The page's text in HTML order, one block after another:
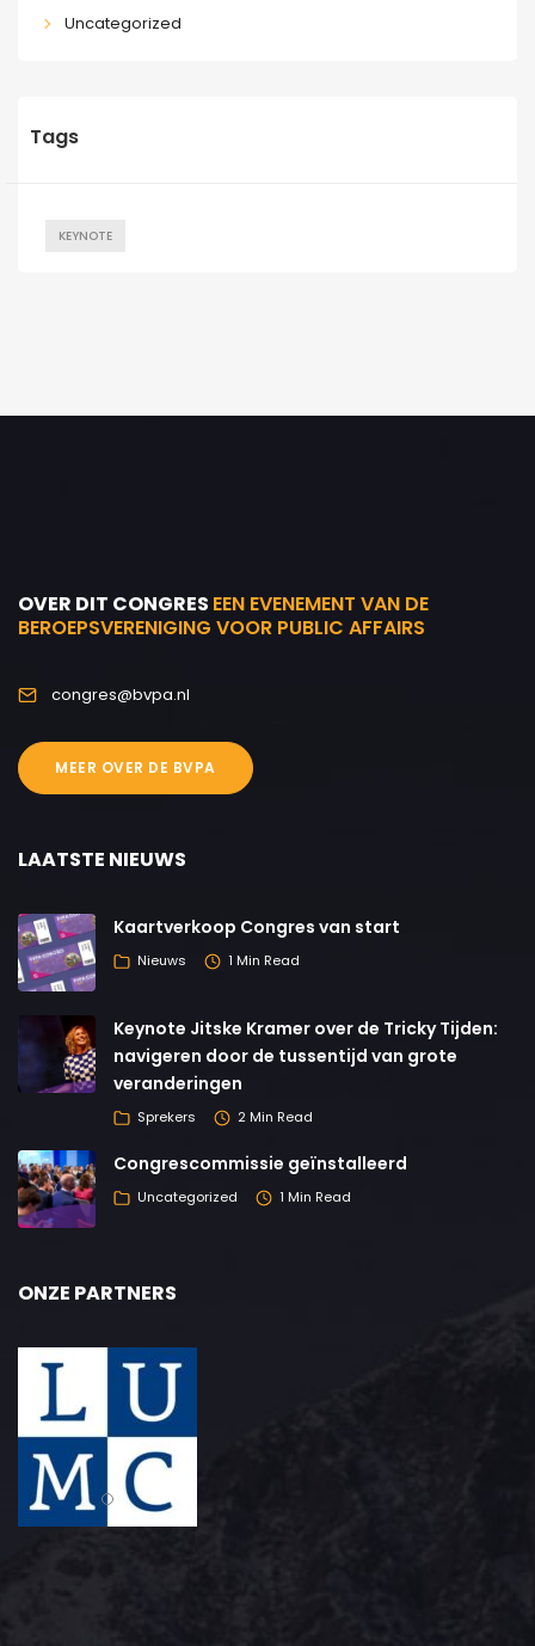
Uncategorized
Tags
KEYNOTE
OVER DIT CONGRES EEN EVENEMENT VAN DE
BEROEPSVERENIGING VOOR PUBLIC AFFAIRS
congres@bvpa.nl
MEER OVER DE BVPA
LAATSTE NIEUWS
Kaartverkoop Congres van start
Nieuws 1 Min Read
Keynote Jitske Kramer over de Tricky Tijden:
navigeren door de tussentijd van grote
veranderingen
Sprekers 2 Min Read
Congrescommissie geïnstalleerd
Uncategorized 1 Min Read
ONZE PARTNERS